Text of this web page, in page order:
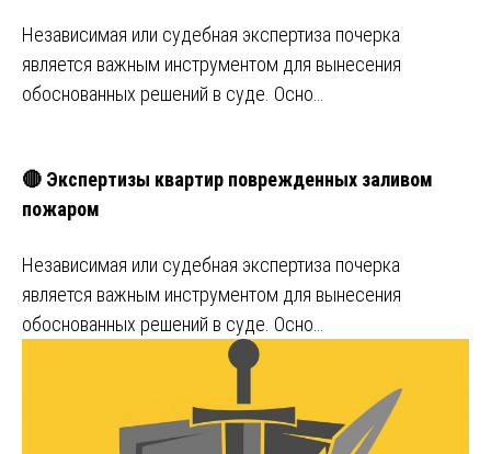
Независимая или судебная экспертиза почерка
является важным инструментом для вынесения
обоснованных решений в суде. Осно…
🔴 Экспертизы квартир поврежденных заливом
пожаром
Независимая или судебная экспертиза почерка
является важным инструментом для вынесения
обоснованных решений в суде. Осно…